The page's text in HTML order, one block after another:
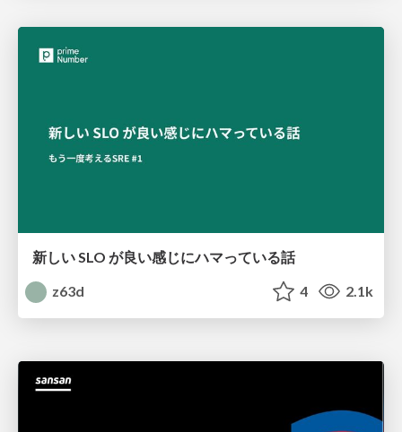
新しい SLO が良い感じにハマっている話
z63d
4 2.1k